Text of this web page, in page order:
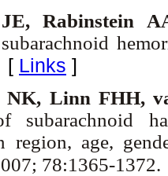
JE, Rabinstein
Links ]
NK, Linn FHH,
subarachnoid
region, age,
78:1365-1372.